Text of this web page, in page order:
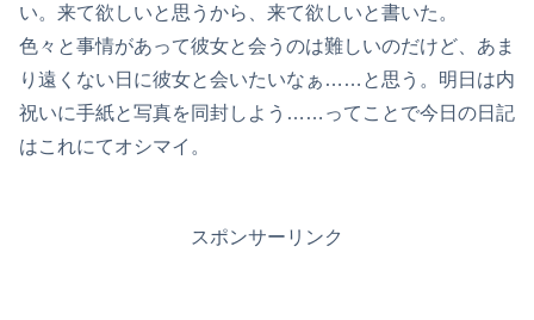
い。来て欲しいと思うから、来て欲しいと書いた。
色々と事情があって彼女と会うのは難しいのだけど、あま
り遠くない日に彼女と会いたいなぁ……と思う。明日は内
祝いに手紙と写真を同封しよう……ってことで今日の日記
はこれにてオシマイ。
スポンサーリンク